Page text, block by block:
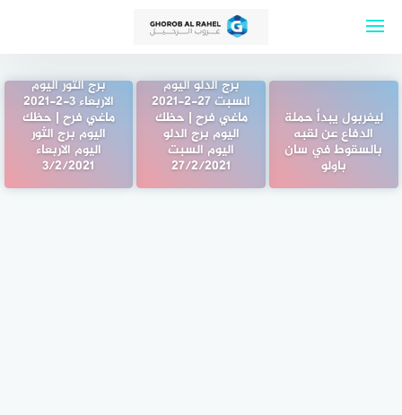
ليفربول يبدأ حملة
الدفاع عن لقبه
بالسقوط في سان
باولو
برج الدلو اليوم
السبت 27-2-2021
ماغي فرح | حظك
اليوم برج الدلو
اليوم السبت
27/2/2021
برج الثور اليوم
الاربعاء 3-2-2021
ماغي فرح | حظك
اليوم برج الثور
اليوم الاربعاء
3/2/2021